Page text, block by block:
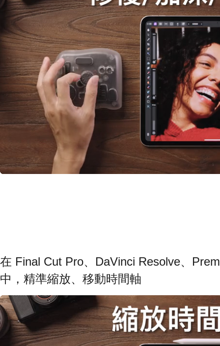
在 Final Cut Pro、DaVinci Resolve、
中，精準縮放、移動時間軸